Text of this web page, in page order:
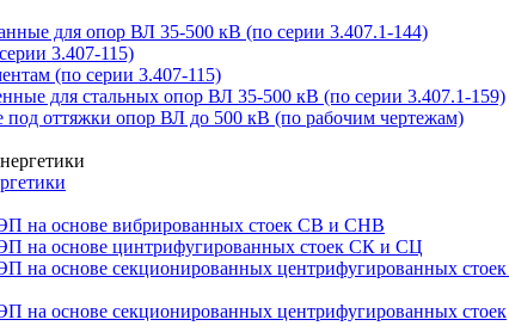
для опор ВЛ 35-500 кВ (по серии 3.407.1-144)
3.407-115)
(по серии 3.407-115)
для стальных опор ВЛ 35-500 кВ (по серии 3.407.1-159)
оттяжки опор ВЛ до 500 кВ (по рабочим чертежам)
на основе вибрированных стоек СВ и СНВ
на основе цинтрифугированных стоек СК и СЦ
на основе секционированных центрифугированных
на основе секционированных центрифугированных стоек